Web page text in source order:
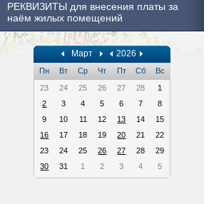
РЕКВИЗИТЫ для внесения платы за
наём жилых помещений
Март 2026
Пн Вт Ср Чт Пт Сб
Вс
23
24 25 26 27 28
1
2
3 4 5 6 7
8
9
10 11 12 13 14
15
16
17 18 19 20 21
22
23
24 25 26 27 28
29
30
31 1 2 3 4 5